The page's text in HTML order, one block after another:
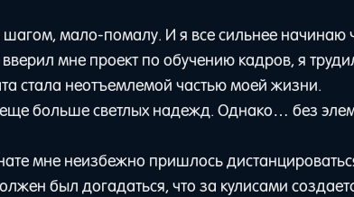
мало-помалу. И я все сильнее начинаю
мне проект по обучению кадров, я
стала неотъемлемой частью моей жизни.
больше светлых надежд. Однако… без
мне неизбежно пришлось
был догадаться, что за кулисами